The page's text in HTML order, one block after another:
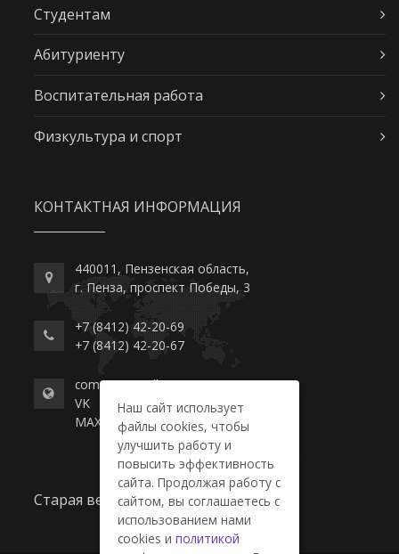
Студентам
Абитуриенту
Воспитательная работа
Физкультура и спорт
КОНТАКТНАЯ ИНФОРМАЦИЯ
440011, Пензенская область,
г. Пенза, проспект Победы, 3
+7 (8412) 42-20-69
+7 (8412) 42-20-67
commerce-college.ru
VK
MAX
Старая версия сайта
Наш сайт использует
файлы cookies, чтобы
улучшить работу и
повысить эффективность
сайта. Продолжая работу с
сайтом, вы соглашаетесь с
использованием нами
cookies и политикой